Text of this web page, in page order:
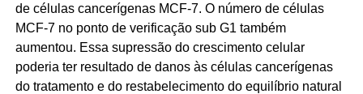
de células cancerígenas MCF-7. O número de células
MCF-7 no ponto de verificação sub G1 também
aumentou. Essa supressão do crescimento celular
poderia ter resultado de danos às células cancerígenas
do tratamento e do restabelecimento do equilíbrio natural